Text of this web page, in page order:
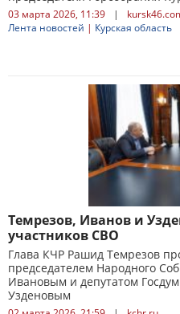
03 марта 2026, 11:39 |
Лента новостей | Курская область
Темрезов, Иванов и
участников СВО
Глава КЧР Рашид Темрезов
председателем Народного
Ивановым и депутатом
Узденовым